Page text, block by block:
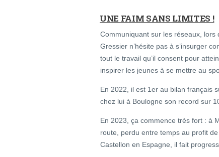
UNE FAIM SANS LIMITES !
Communiquant sur les réseaux,
Gressier n’hésite pas à s’insurger
tout le travail qu’il consent pour
inspirer les jeunes à se mettre au
En 2022, il est 1er au bilan français
chez lui à Boulogne son record sur
En 2023, ça commence très fort : à
route, perdu entre temps au profit de
Castellon en Espagne, il fait